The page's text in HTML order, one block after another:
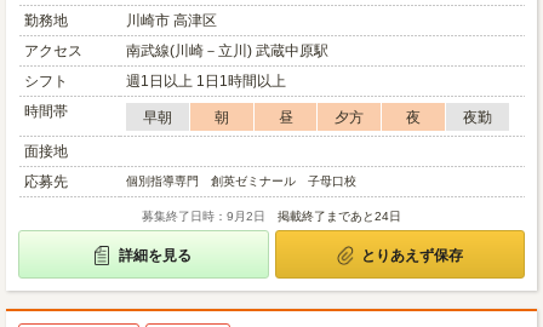
勤務地
川崎市 高津区
アクセス
南武線(川崎－立川) 武蔵中原駅
シフト
週1日以上 1日1時間以上
時間帯
早朝 朝 昼 夕方 夜
夜勤
面接地
応募先
個別指導専門 創英ゼミナール 子母口校
募集終了日時：9月2日 掲載終了まであと24日
詳細を見る とりあえず保存